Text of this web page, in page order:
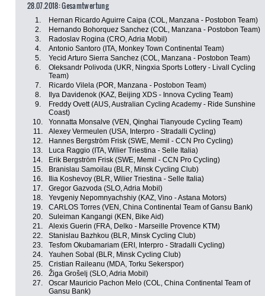
28.07.2018: Gesamtwertung
1. Hernan Ricardo Aguirre Caipa (COL, Manzana - Postobon Team)
2.
Hernando Bohorquez Sanchez (COL, Manzana - Postobon Team)
3.
Radoslav Rogina (CRO, Adria Mobil)
4.
Antonio Santoro (ITA, Monkey Town Continental Team)
5.
Yecid Arturo Sierra Sanchez (COL, Manzana - Postobon Team)
6.
Oleksandr Polivoda (UKR, Ningxia Sports Lottery - Livall Cycling
Team)
7. Ricardo Vilela (POR, Manzana - Postobon Team)
8.
Ilya Davidenok (KAZ, Beijing XDS - Innova Cycling Team)
9.
Freddy Ovett (AUS, Australian Cycling Academy - Ride Sunshine
Coast)
10. Yonnatta Monsalve (VEN, Qinghai Tianyoude Cycling Team)
11.
Alexey Vermeulen (USA, Interpro - Stradalli Cycling)
12.
Hannes Bergström Frisk (SWE, Memil - CCN Pro Cycling)
13.
Luca Raggio (ITA, Wilier Triestina - Selle Italia)
14.
Erik Bergström Frisk (SWE, Memil - CCN Pro Cycling)
15.
Branislau Samoilau (BLR, Minsk Cycling Club)
16.
Ilia Koshevoy (BLR, Wilier Triestina - Selle Italia)
17.
Gregor Gazvoda (SLO, Adria Mobil)
18.
Yevgeniy Nepomnyachshiy (KAZ, Vino - Astana Motors)
19.
CARLOS Torres (VEN, China Continental Team of Gansu Bank)
20.
Suleiman Kangangi (KEN, Bike Aid)
21.
Alexis Guerin (FRA, Delko - Marseille Provence KTM)
22.
Stanislau Bazhkou (BLR, Minsk Cycling Club)
23.
Tesfom Okubamariam (ERI, Interpro - Stradalli Cycling)
24.
Yauhen Sobal (BLR, Minsk Cycling Club)
25.
Cristian Raileanu (MDA, Torku Sekerspor)
26.
Žiga Grošelj (SLO, Adria Mobil)
27.
Oscar Mauricio Pachon Melo (COL, China Continental Team of
Gansu Bank)